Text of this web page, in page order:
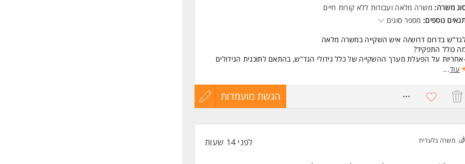
משרה: משרה מלאה ועבודות ללא קורות חיים
נוספים: מספר סוגים
בדרום דרוש/ה איש השקייה במשרה מלאה
כולל התפקיד?
-אחריות על הפעלת מערך ההשקייה של כלל גידולי הגד"ש, בהתאם לתוכנית הגידולים
דרישות:
מה נדרש ממך?
הכרות עם מערכות מים והשקייה.
-ניסיון בעבודה עם מערכת ICC - יתרון.
-אחריות, מסירות ומחויבות לתפקיד.
עוד...
הגשת מועמדות
עדכון
משרה בלעדית לפני 14 שעות